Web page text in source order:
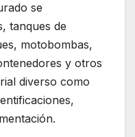
se
tanques de
motobombas,
y otros
diverso como